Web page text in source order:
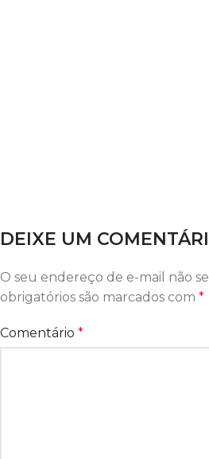
DEIXE UM
O seu endereço de e-mail não
obrigatórios são marcados com *
Comentário *